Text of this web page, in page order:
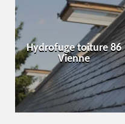
Hydrofuge toiture 86
Vienne